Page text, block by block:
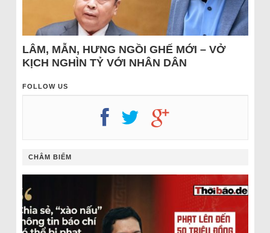
LÂM, MẪN, HƯNG NGỒI GHẾ MỚI – VỞ
KỊCH NGHÌN TỶ VỚI NHÂN DÂN
FOLLOW US
CHÂM BIẾM